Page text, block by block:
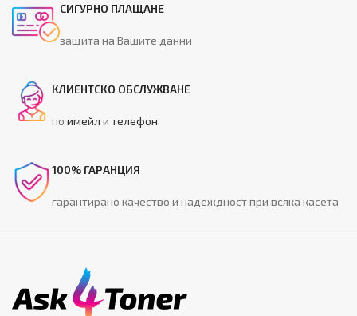
СИГУРНО ПЛАЩАНЕ
защита на Вашите данни
КЛИЕНТСКО ОБСЛУЖВАНЕ
поимейл ителефон
100% ГАРАНЦИЯ
гарантирано качество и надеждност при всяка касета